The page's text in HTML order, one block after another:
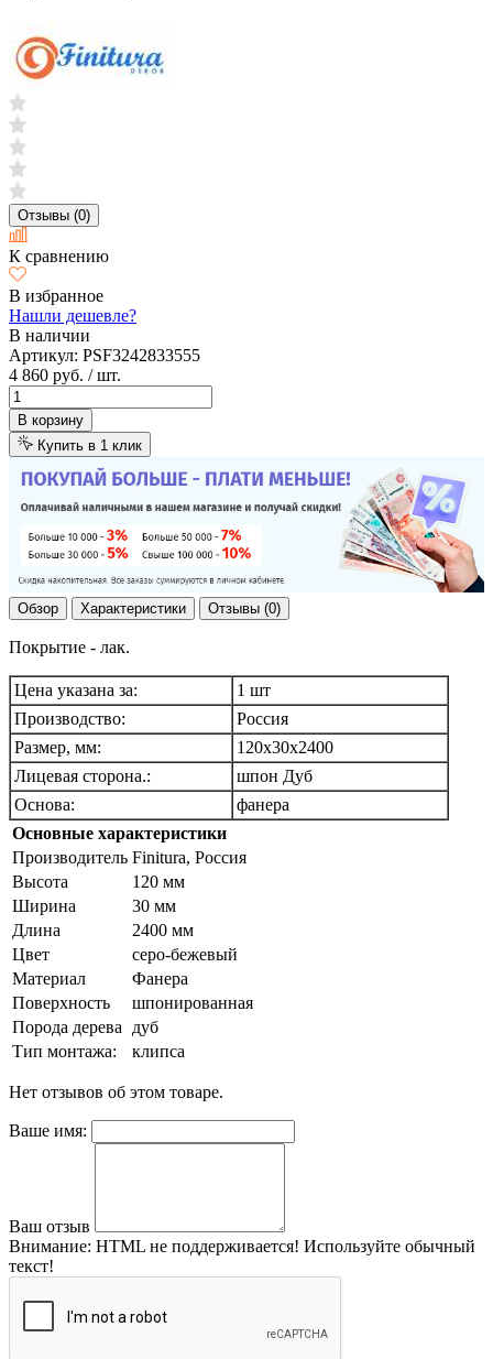
Отзывы (0)
К сравнению
В избранное
Нашли дешевле?
В наличии
Артикул: PSF3242833555
4 860 руб. / шт.
В корзину
Купить в 1 клик
Обзор Характеристики Отзывы (0)
Покрытие - лак.
Цена указана за:
1 шт
Производство:
Россия
Размер, мм:
120х30х2400
Лицевая сторона.:
шпон Дуб
Основа:
фанера
Основные характеристики
Производитель Finitura, Россия
Высота
120 мм
Ширина
30 мм
Длина
2400 мм
Цвет
серо-бежевый
Материал
Фанера
Поверхность
шпонированная
Порода дерева
дуб
Тип монтажа:
клипса
Нет отзывов об этом товаре.
Ваше имя:
Ваш отзыв
Внимание: HTML не поддерживается! Используйте обычный
текст!